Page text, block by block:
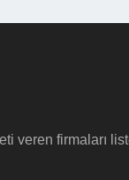
veren firmaları